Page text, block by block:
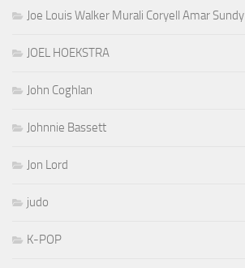
Joe Louis Walker Murali Coryell Amar Sundy
JOEL HOEKSTRA
John Coghlan
Johnnie Bassett
Jon Lord
judo
K-POP